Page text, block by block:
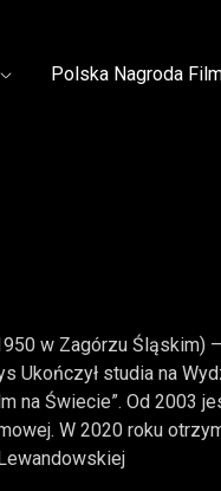
Polska Nagroda
w Zagórzu
Ukończył studia na
na Świecie”. Od 2003
W 2020 roku